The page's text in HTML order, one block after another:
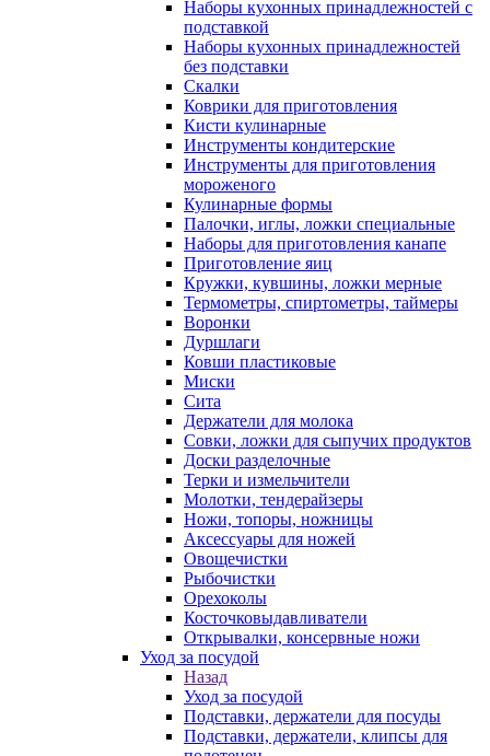
Наборы кухонных принадлежностей с
подставкой
Наборы кухонных принадлежностей
без подставки
Скалки
Коврики для приготовления
Кисти кулинарные
Инструменты кондитерские
Инструменты для приготовления
мороженого
Кулинарные формы
Палочки, иглы, ложки специальные
Наборы для приготовления канапе
Приготовление яиц
Кружки, кувшины, ложки мерные
Термометры, спиртометры, таймеры
Воронки
Дуршлаги
Ковши пластиковые
Миски
Сита
Держатели для молока
Совки, ложки для сыпучих продуктов
Доски разделочные
Терки и измельчители
Молотки, тендерайзеры
Ножи, топоры, ножницы
Аксессуары для ножей
Овощечистки
Рыбочистки
Орехоколы
Косточковыдавливатели
Открывалки, консервные ножи
Уход за посудой
Назад
Уход за посудой
Подставки, держатели для посуды
Подставки, держатели, клипсы для